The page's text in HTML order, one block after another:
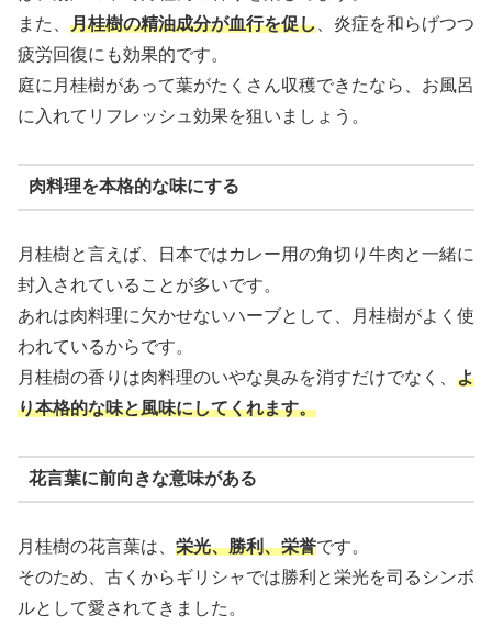
また、 月桂樹の精油成分が血行を促し 、炎症を和らげつつ
疲労回復にも効果的です。
庭に月桂樹があって葉がたくさん収穫できたなら、お風呂
に入れてリフレッシュ効果を狙いましょう。
肉料理を本格的な味にする
月桂樹と言えば、日本ではカレー用の角切り牛肉と一緒に
封入されていることが多いです。
あれは肉料理に欠かせないハーブとして、月桂樹がよく使
われているからです。
月桂樹の香りは肉料理のいやな臭みを消すだけでなく、 よ
り本格的な味と風味にしてくれます。
花言葉に前向きな意味がある
月桂樹の花言葉は、 栄光、勝利、栄誉です。
そのため、古くからギリシャでは勝利と栄光を司るシンボ
ルとして愛されてきました。